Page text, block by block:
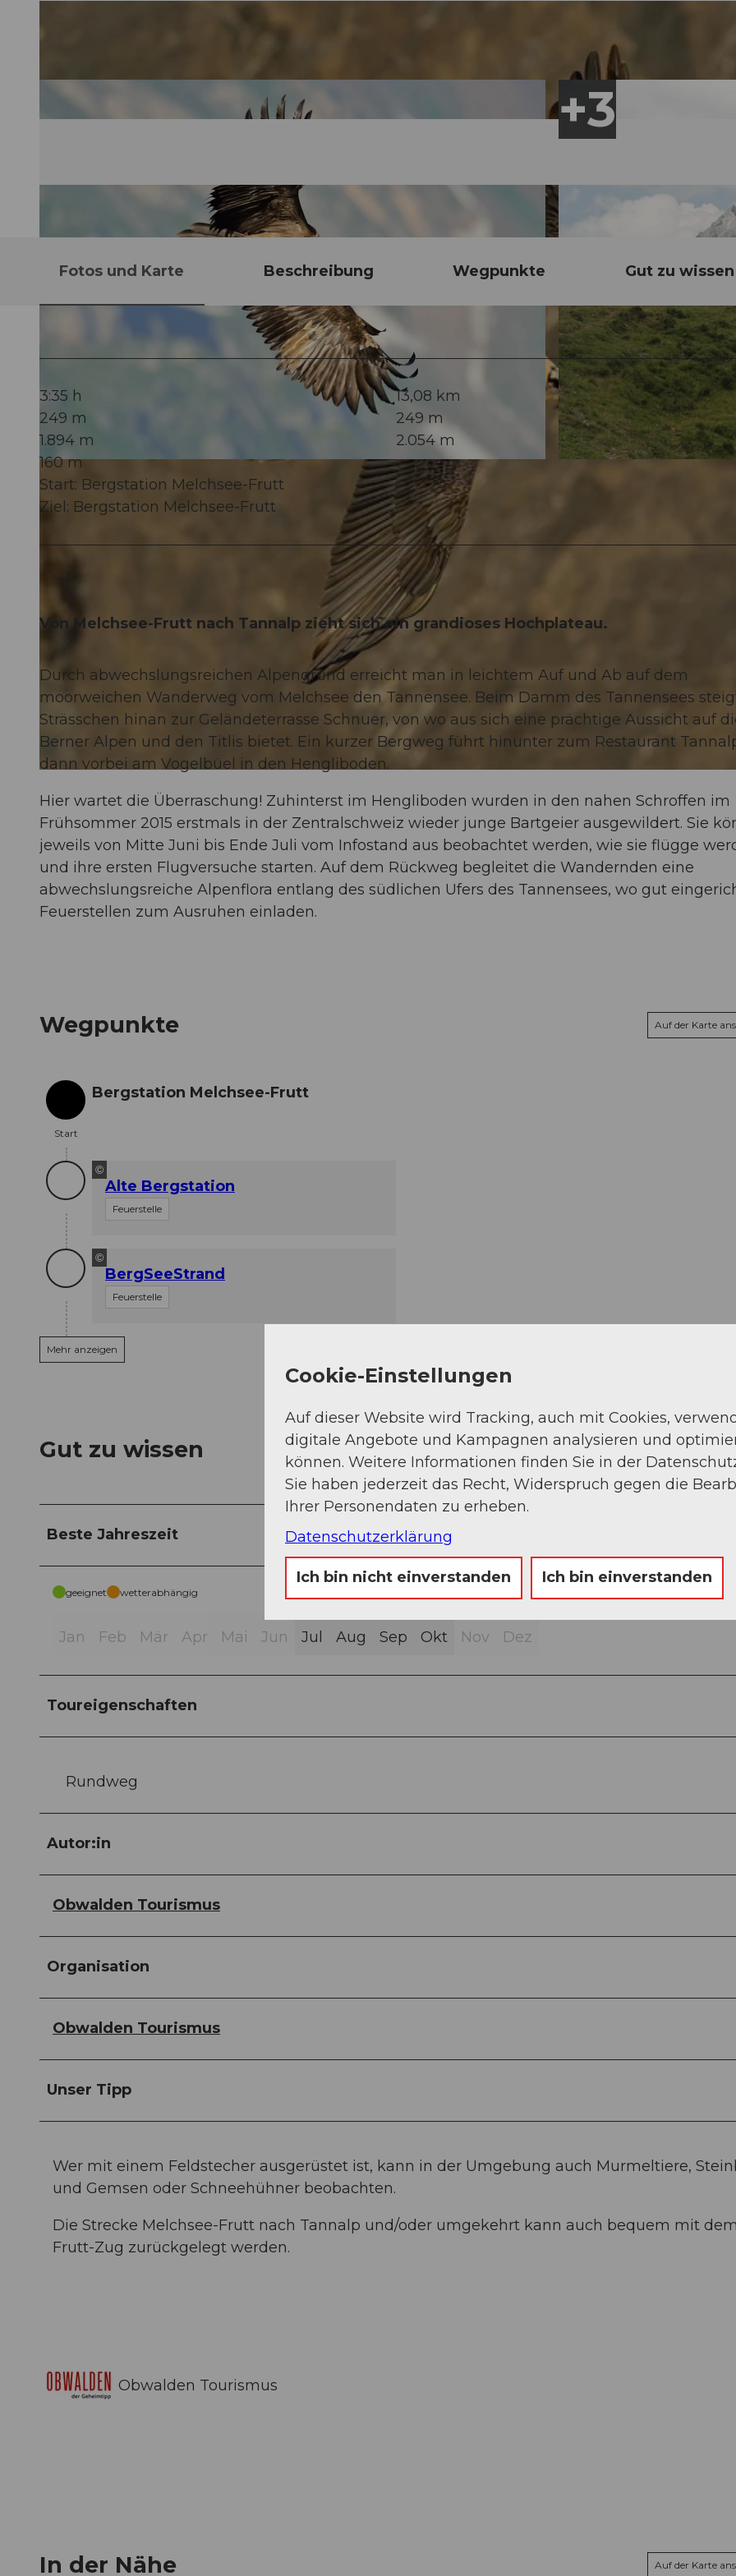
© Obwalden Tourismus, Obwalden Tourismus
Fotos und Karte Beschreibung Wegpunkte Gut zu wissen
3:35 h
13,08 km
249 m
249 m
1.894 m
2.054 m
160 m
Start: Bergstation Melchsee-Frutt
Ziel: Bergstation Melchsee-Frutt
Von Melchsee-Frutt nach Tannalp zieht sich ein grandioses Hochplateau.
Durch abwechslungsreichen Alpengrund erreicht man in leichtem Auf und Ab auf dem
moorweichen Wanderweg vom Melchsee den Tannensee. Beim Damm des Tannensees
Strässchen hinan zur Geländeterrasse Schnuer, von wo aus sich eine prächtige Aussicht auf
Berner Alpen und den Titlis bietet. Ein kurzer Bergweg führt hinunter zum Restaurant
dann vorbei am Vogelbüel in den Hengliboden.
Hier wartet die Überraschung! Zuhinterst im Hengliboden wurden in den nahen Schroffen im
Frühsommer 2015 erstmals in der Zentralschweiz wieder junge Bartgeier ausgewildert. Sie
jeweils von Mitte Juni bis Ende Juli vom Infostand aus beobachtet werden, wie sie flügge
und ihre ersten Flugversuche starten. Auf dem Rückweg begleitet die Wandernden eine
abwechslungsreiche Alpenflora entlang des südlichen Ufers des Tannensees, wo gut
Feuerstellen zum Ausruhen einladen.
Wegpunkte Auf der Karte
Start
Start
Bergstation Melchsee-Frutt
©
Alte Bergstation
Feuerstelle
©
BergSeeStrand
Feuerstelle
Mehr anzeigen
Gut zu wissen
Beste Jahreszeit
geeignet wetterabhängig
Jan Feb Mär Apr Mai Jun Jul Aug Sep Okt Nov Dez
Toureigenschaften
Rundweg
Autor:in
Obwalden Tourismus
Organisation
Obwalden Tourismus
Unser Tipp
Wer mit einem Feldstecher ausgerüstet ist, kann in der Umgebung auch Murmeltiere,
und Gemsen oder Schneehühner beobachten.
Die Strecke Melchsee-Frutt nach Tannalp und/oder umgekehrt kann auch bequem mit dem
Frutt-Zug zurückgelegt werden.
Obwalden Tourismus
In der Nähe Auf der Karte
Cookie-Einstellungen
Auf dieser Website wird Tracking, auch mit Cookies,
digitale Angebote und Kampagnen analysieren und
können. Weitere Informationen finden Sie in der
Sie haben jederzeit das Recht, Widerspruch gegen die
Ihrer Personendaten zu erheben.
Datenschutzerklärung
Ich bin nicht einverstanden Ich bin einverstanden